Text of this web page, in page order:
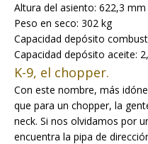
Altura del asiento: 622,3 mm
Peso en seco: 302 kg
Capacidad depósito
Capacidad depósito aceite:
K-9, el chopper.
Con este nombre, más
que para un chopper, la
neck. Si nos olvidamos por
encuentra la pipa de